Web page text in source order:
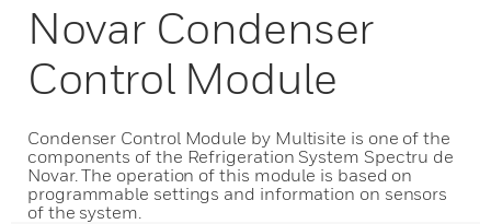
Novar Condenser
Control Module
Condenser Control Module by Multisite is one of the
components of the Refrigeration System Spectru de
Novar. The operation of this module is based on
programmable settings and information on sensors
of the system.